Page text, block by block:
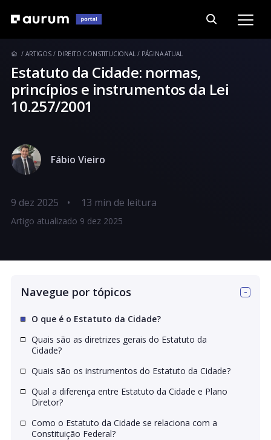
ARTIGOS DIREITO CONSTITUCIONAL PÁGINA ATUAL
Estatuto da Cidade: normas,
princípios e instrumentos da Lei
10.257/2001
Fábio Vieiro
9 dez 2025 •
Artigo atualizado 9 dez 2025
Navegue por tópicos
O que é o Estatuto da Cidade?
Quais são as diretrizes gerais do Estatuto da
Cidade?
Quais são os instrumentos do Estatuto da Cidade?
Qual a diferença entre Estatuto da Cidade e Plano
Diretor?
Como o Estatuto da Cidade se relaciona com a
Constituição Federal?